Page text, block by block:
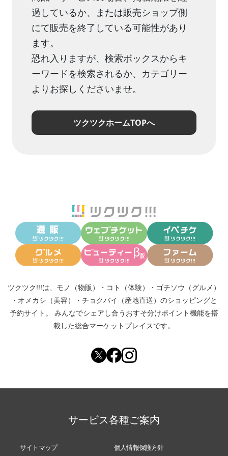
過しているか、または販売ショップ側
にて販売を終了している可能性があり
ます。
恐れ入りますが、検索ボックスからキ
ーワードを検索されるか、カテゴリー
よりお探しくださいませ。
ツクツクホームTOPへ
ツクツク!!!は、 モノ（物販） ・ コト（体験） ・ ゴチソウ（グルメ）
・ オメカシ（美容） ・ チョクバイ（産地直送） のショッピングと
予約サイト。
みんなでシェアし合う おすそ分けポイント機能を搭
載した総合マーケットプレイスです。
サービス各種ご案内
サイトマップ 個人情報保護方針